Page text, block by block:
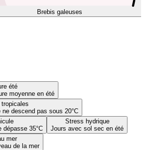
Brebis galeuses
été
moyenne en été
tropicales
descend pas sous 20°C
dépasse 35°C
Stress hydrique
Jours avec sol sec en été
mer
de la mer